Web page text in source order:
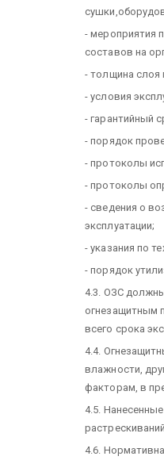
- мероприятия
составов на
- толщина слоя
- условия
- гарантийный
- порядок
- протоколы
- протоколы
- сведения о
эксплуатации;
- указания по
- порядок
4.3. ОЗС
огнезащитным
всего срока
4.4.
влажности,
факторам, в
4.5.
4.6.